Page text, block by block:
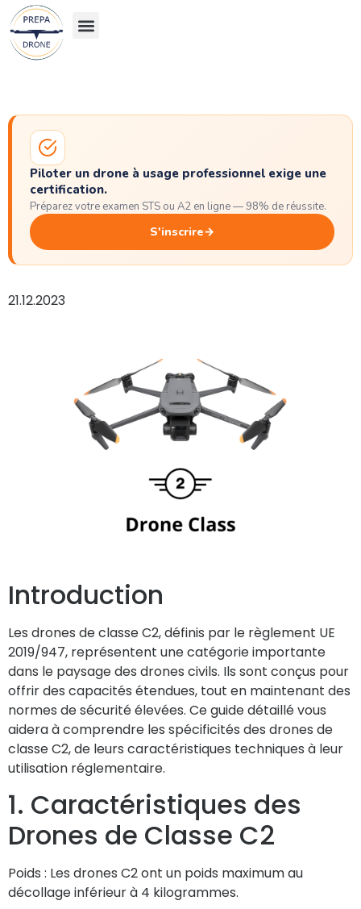
Piloter un drone à usage professionnel exige une
certification.
Préparez votre examen STS ou A2 en ligne — 98% de réussite.
S'inscrire→
21.12.2023
Introduction
Les drones de classe C2, définis par le règlement UE
2019/947, représentent une catégorie importante
dans le paysage des drones civils. Ils sont conçus pour
offrir des capacités étendues, tout en maintenant des
normes de sécurité élevées. Ce guide détaillé vous
aidera à comprendre les spécificités des drones de
classe C2, de leurs caractéristiques techniques à leur
utilisation réglementaire.
1. Caractéristiques des
Drones de Classe C2
Poids : Les drones C2 ont un poids maximum au
décollage inférieur à 4 kilogrammes.